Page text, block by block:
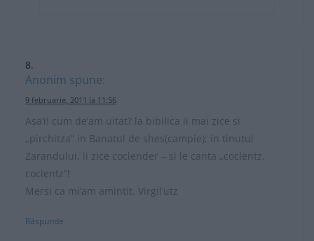
Anonim spune:
9 februarie, 2011 la 11:56
Asa’i! cum de’am uitat? la bibilica ii mai zice si
„pirchitza” in Banatul de shes(campie); in tinutul
Zarandului, ii zice coclender – si le canta „coclentz,
coclentz”!
Mersi ca mi’am amintit. Virgil’utz
Răspunde